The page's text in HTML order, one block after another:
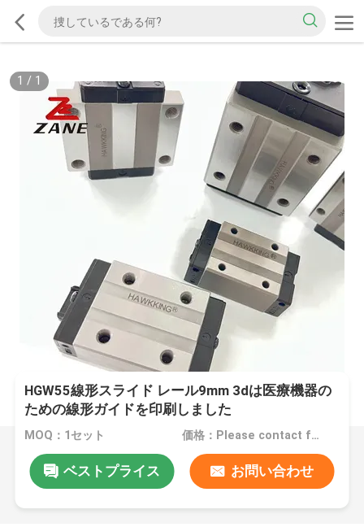
1 / 1
HGW55線形スライド レール9mm 3dは医療機器の
ための線形ガイドを印刷しました
MOQ：1セット 価格：Please contact for a quote
ベストプライス お問い合わせ